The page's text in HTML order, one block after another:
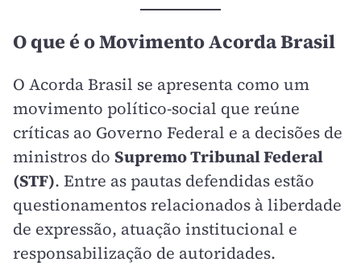
O que é o Movimento Acorda Brasil
O Acorda Brasil se apresenta como um
movimento político-social que reúne
críticas ao Governo Federal e a decisões de
ministros do Supremo Tribunal Federal
(STF). Entre as pautas defendidas estão
questionamentos relacionados à liberdade
de expressão, atuação institucional e
responsabilização de autoridades.